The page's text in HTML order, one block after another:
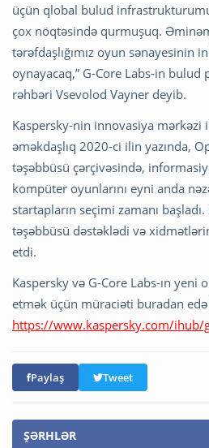
üçün qlobal bulud
çox nöqtəsində qurmuşuq.
tərəfdaşlığımız oyun sənayesinin
oynayacaq,” G-Core Labs-in bulud
rəhbəri Vsevolod Vayner deyib.
Kaspersky-nin innovasiya mərkəzi
əməkdaşlıq 2020-ci ilin yazında,
təşəbbüsü çərçivəsində,
kompüter oyunlarını eyni anda
startapların seçimi zamanı
təşəbbüsü dəstəklədi və
etdi.
Kaspersky və G-Core Labs-ın yeni
etmək üçün müraciəti buradan
https://www.kaspersky.com/ihub/
Paylaş Tweet
ŞƏRHLƏR